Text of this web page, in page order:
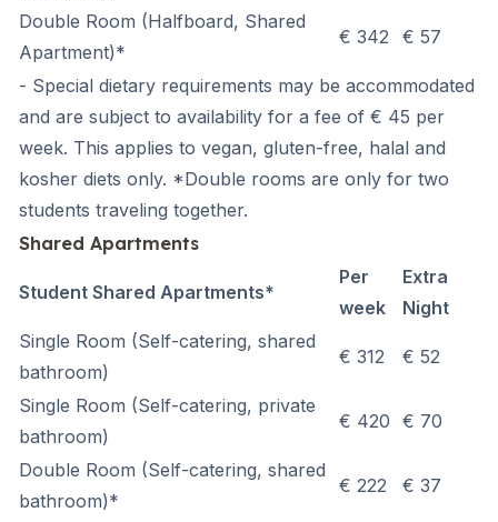
Double Room (Halfboard, Shared
Apartment)*
€ 342 € 57
- Special dietary requirements may be accommodated
and are subject to availability for a fee of € 45 per
week. This applies to vegan, gluten-free, halal and
kosher diets only. *Double rooms are only for two
students traveling together.
Shared Apartments
Student Shared Apartments*
Per
week
Extra
Night
Single Room (Self-catering, shared
bathroom)
€ 312 € 52
Single Room (Self-catering, private
bathroom)
€ 420 € 70
Double Room (Self-catering, shared
bathroom)*
€ 222 € 37